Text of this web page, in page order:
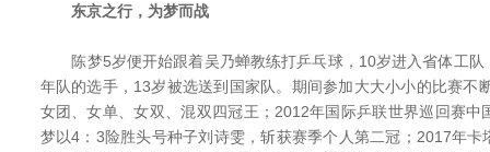
东京之行，为梦而战
陈梦5岁便开始跟着吴乃蝉教练打乒乓球，10岁进入省体工队
年队的选手，13岁被选送到国家队。期间参加大大小小的比赛不
女团、女单、女双、混双四冠王；2012年国际乒联世界巡回赛中
梦以4：3险胜头号种子刘诗雯，斩获赛季个人第二冠；2017年